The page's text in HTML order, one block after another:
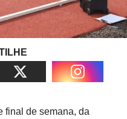
final de semana, da